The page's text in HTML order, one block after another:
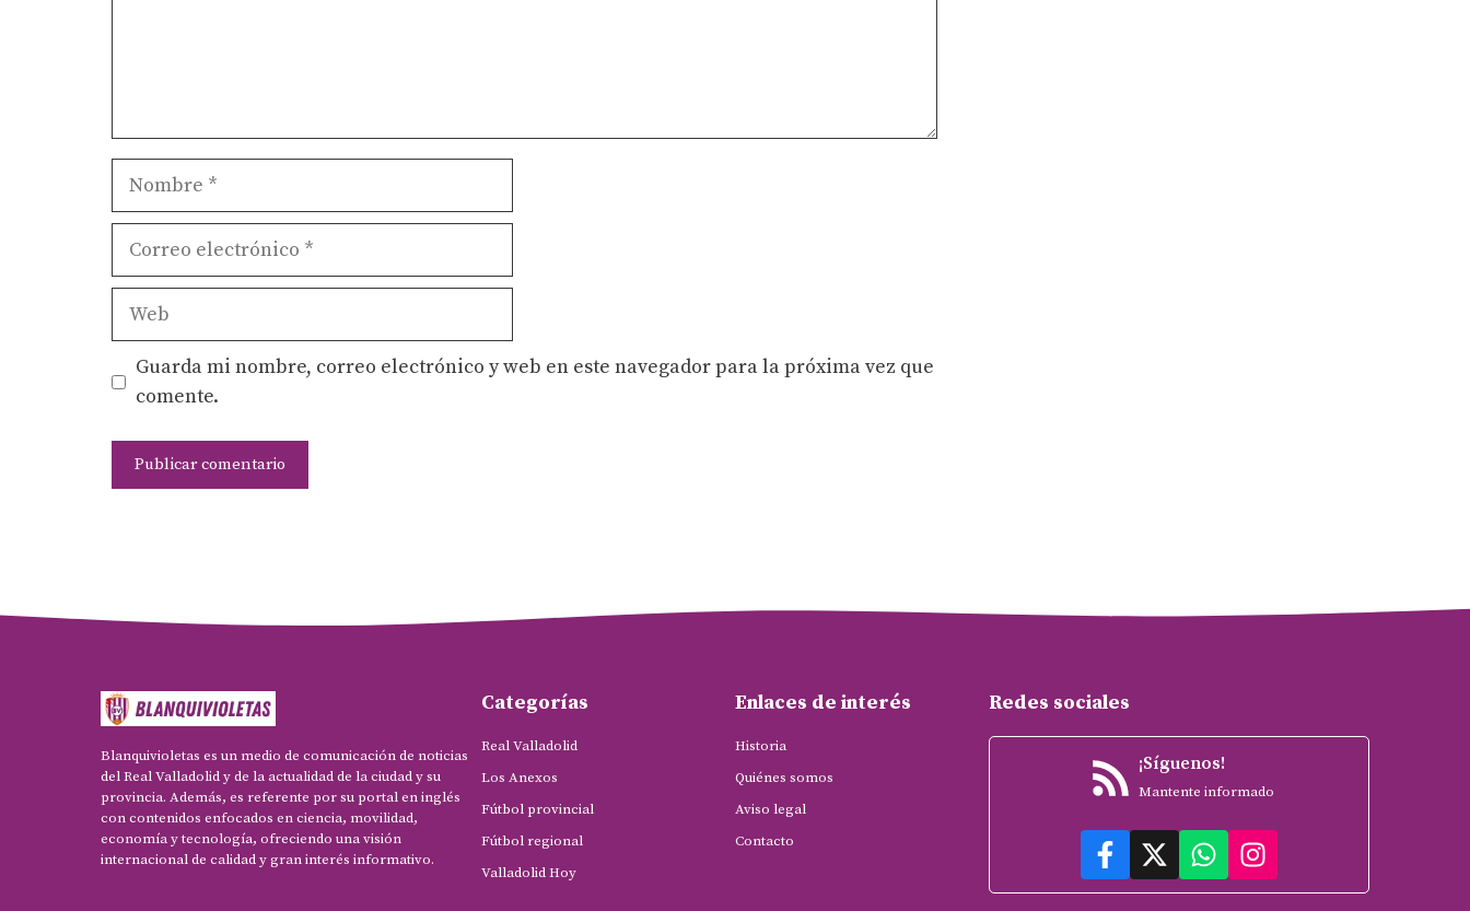
Nombre
Correo
Web
Guarda mi nombre, correo electrónico y web en este navegador para la próxima vez que
comente.
Blanquivioletas es un medio de comunicación de noticias
del Real Valladolid y de la actualidad de la ciudad y su
provincia. Además, es referente por su portal en inglés
con contenidos enfocados en ciencia, movilidad,
economía y tecnología, ofreciendo una visión
internacional de calidad y gran interés informativo.
Categorías
Real Valladolid
Los Anexos
Fútbol provincial
Fútbol regional
Valladolid Hoy
Enlaces de interés
Historia
Quiénes somos
Aviso legal
Contacto
Redes sociales
¡Síguenos!
Mantente informado